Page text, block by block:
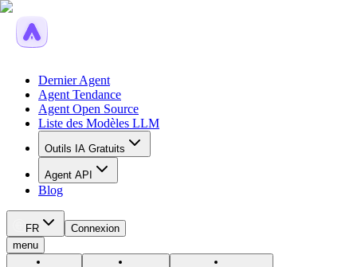
Dernier Agent
Agent Tendance
Agent Open Source
Liste des Modèles LLM
Outils IA Gratuits
Agent API
Blog
FR
Connexion
menu